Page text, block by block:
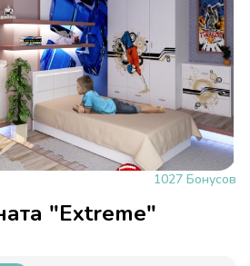
1027 Бонусов
"Extreme"